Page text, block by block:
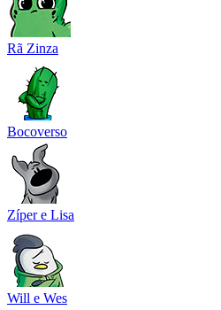
Rã Zinza
Bocoverso
Zíper e Lisa
Will e Wes